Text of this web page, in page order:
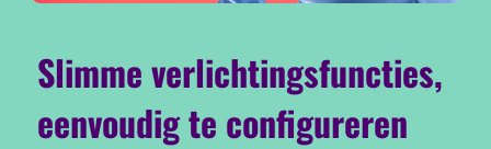
Slimme verlichtingsfuncties,
eenvoudig te configureren